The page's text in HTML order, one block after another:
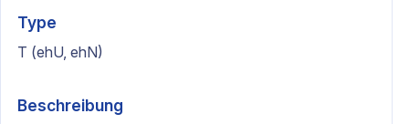
Type
T (ehU, ehN)
Beschreibung